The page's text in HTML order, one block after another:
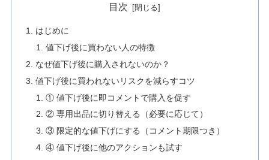
目次
はじめに
値下げ後に買わない人の特徴
なぜ値下げ後に購入されないのか？
値下げ後に買われないリスクを減らすコツ
① 値下げ後に即コメントで購入を促す
② 専用出品に切り替える（必要に応じて）
③ 限定的な値下げにする（コメント期限つき）
④ 値下げ後に他のアクションも試す